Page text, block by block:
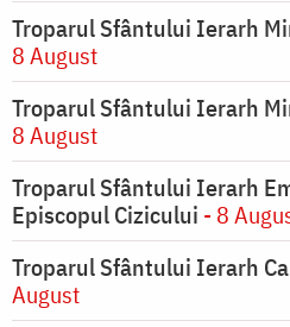
Troparul Sfântului Ierarh
8 August
Troparul Sfântului Ierarh
8 August
Troparul Sfântului Ierarh
Episcopul Cizicului - 8
Troparul Sfântului Ierarh
August